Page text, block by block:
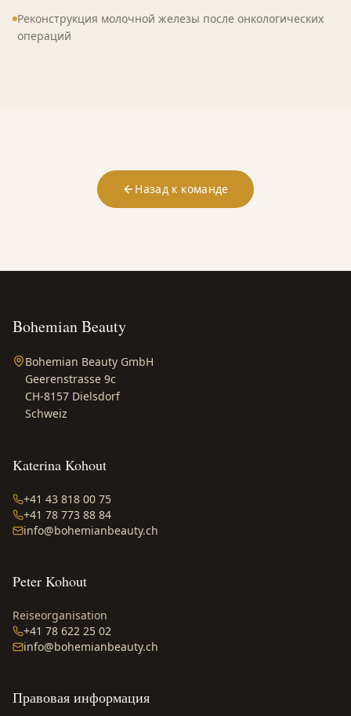
Реконструкция молочной железы после онкологических
операций
Назад к команде
Bohemian Beauty
Bohemian Beauty GmbH
Geerenstrasse 9c
CH-8157 Dielsdorf
Schweiz
Katerina Kohout
+41 43 818 00 75
+41 78 773 88 84
info@bohemianbeauty.ch
Peter Kohout
Reiseorganisation
+41 78 622 25 02
info@bohemianbeauty.ch
Правовая информация